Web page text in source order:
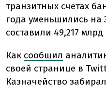
транзитных счетах
года уменьшились на
составили 49,217 млрд
Как сообщил
своей странице в
Казначейство